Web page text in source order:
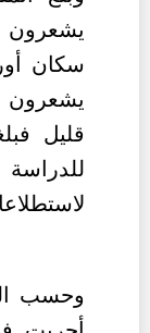
سكان
يشعرون
وحسب